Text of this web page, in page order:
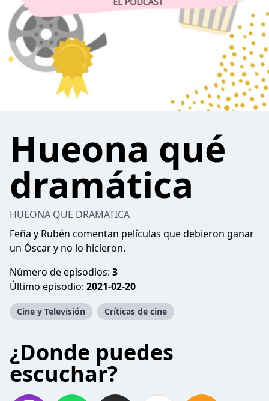
Hueona qué
dramática
HUEONA QUE DRAMATICA
Feña y Rubén comentan películas que debieron ganar
un Óscar y no lo hicieron.
Número de episodios: 3
Último episodio: 2021-02-20
Cine y Televisión Críticas de cine
¿Donde puedes
escuchar?